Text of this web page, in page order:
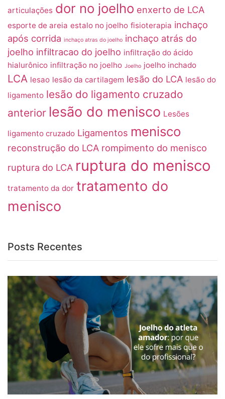
articulações dor no joelho enxerto de LCA
esporte de areia estalo no joelho fisioterapia inchaço
após corrida inchaço atras do joelho inchaço atrás do
joelho infiltracao do joelho infiltração do ácido
hialurônico infiltração no joelho Joelho joelho inchado
LCA lesao lesão da cartilagem lesão do LCA lesão do
ligamento lesão do ligamento cruzado
anterior lesão do menisco Lesões
ligamento cruzado Ligamentos menisco
reconstrução do LCA rompimento do menisco
ruptura do LCA ruptura do menisco
tratamento da dor tratamento do
menisco
Posts Recentes